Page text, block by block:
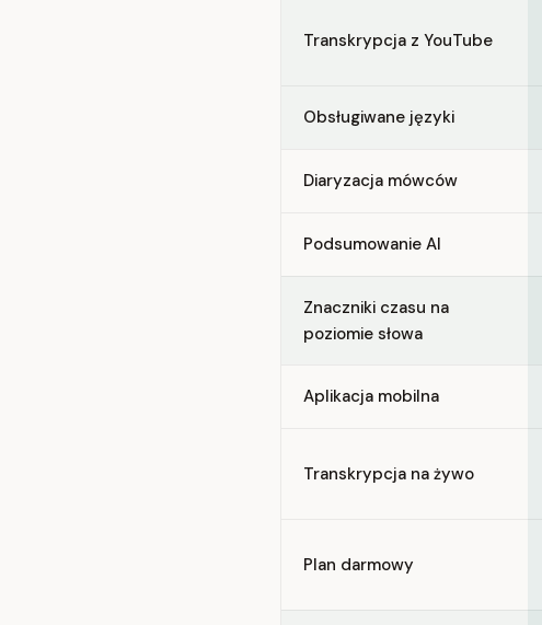
Transkrypcja z YouTube
Obsługiwane języki
Diaryzacja mówców
Podsumowanie AI
Znaczniki czasu na
poziomie słowa
Aplikacja mobilna
Transkrypcja na żywo
Plan darmowy